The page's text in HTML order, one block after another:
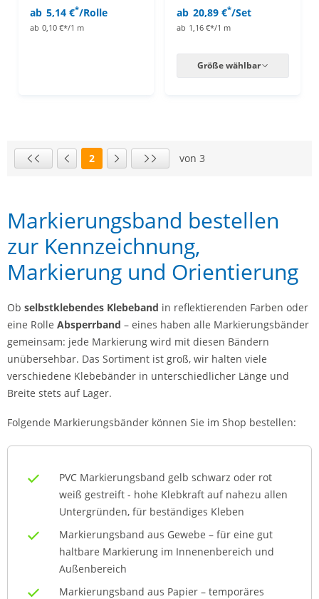
ab 5,14 €*/Rolle
ab 0,10 €*/1 m
ab 20,89 €*/Set
ab 1,16 €*/1 m
Größe wählbar
Erste SeiteVorherige Seite
Seite
2
Nächste Seite
Letzte Seite
von 3
Markierungsband bestellen
zur Kennzeichnung,
Markierung und Orientierung
Ob selbstklebendes Klebeband in reflektierenden Farben oder
eine Rolle Absperrband – eines haben alle Markierungsbänder
gemeinsam: jede Markierung wird mit diesen Bändern
unübersehbar. Das Sortiment ist groß, wir halten viele
verschiedene Klebebänder in unterschiedlicher Länge und
Breite stets auf Lager.
Folgende Markierungsbänder können Sie im Shop bestellen:
PVC Markierungsband gelb schwarz oder rot
weiß gestreift - hohe Klebkraft auf nahezu allen
Untergründen, für beständiges Kleben
Markierungsband aus Gewebe – für eine gut
haltbare Markierung im Innenenbereich und
Außenbereich
Markierungsband aus Papier – temporäres